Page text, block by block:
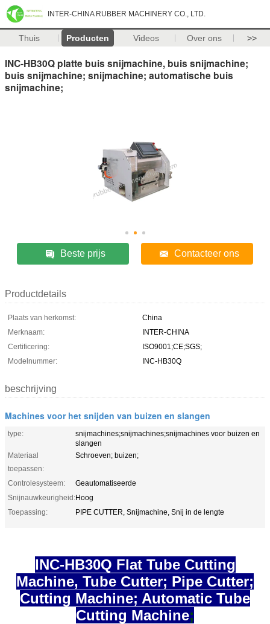
INTER-CHINA RUBBER MACHINERY CO., LTD.
Thuis Producten Videos Over ons >>
INC-HB30Q platte buis snijmachine, buis snijmachine;
buis snijmachine; snijmachine; automatische buis
snijmachine;
Beste prijs Contacteer ons
Productdetails
Plaats van herkomst:
China
Merknaam:
INTER-CHINA
Certificering:
ISO9001;CE;SGS;
Modelnummer:
INC-HB30Q
beschrijving
Machines voor het snijden van buizen en slangen
type:
snijmachines;snijmachines;snijmachines voor buizen en
slangen
Materiaal
toepassen:
Schroeven; buizen;
Controlesysteem:
Geautomatiseerde
Snijnauwkeurigheid:Hoog
Toepassing:
PIPE CUTTER, Snijmachine, Snij in de lengte
INC-HB30Q Flat Tube Cutting
Machine, Tube Cutter; Pipe Cutter;
Cutting Machine; Automatic Tube
Cutting Machine;